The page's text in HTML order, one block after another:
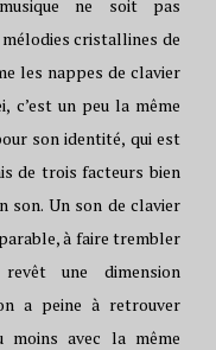
ne soit pas
cristallines de
les nappes de clavier
c’est un peu la même
son identité, qui est
de trois facteurs bien
son. Un son de clavier
à faire trembler
une dimension
a peine à retrouver
moins avec la même